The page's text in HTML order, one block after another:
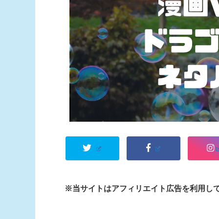
※当サイトはアフィリエイト広告を利用し